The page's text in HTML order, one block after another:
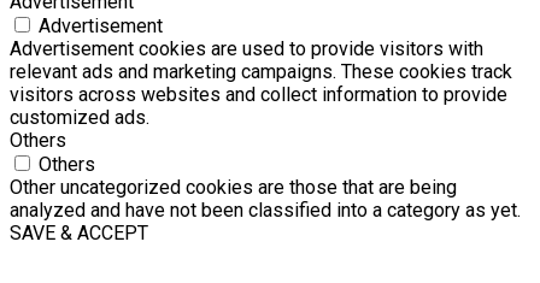
Advertisement
Advertisement cookies are used to provide visitors with
relevant ads and marketing campaigns. These cookies track
visitors across websites and collect information to provide
customized ads.
Others
Others
Other uncategorized cookies are those that are being
analyzed and have not been classified into a category as yet.
SAVE & ACCEPT